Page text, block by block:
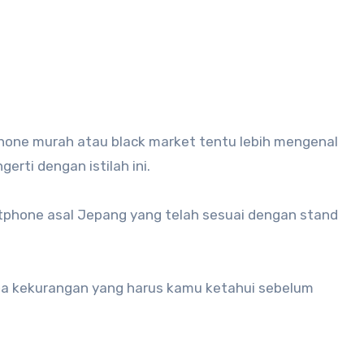
dengan istilah ini.
asal Jepang yang telah sesuai dengan
kekurangan yang harus kamu ketahui sebelum